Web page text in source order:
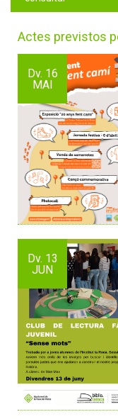
Actes previstos
Dv. 16
MAI
Dv. 13
JUN